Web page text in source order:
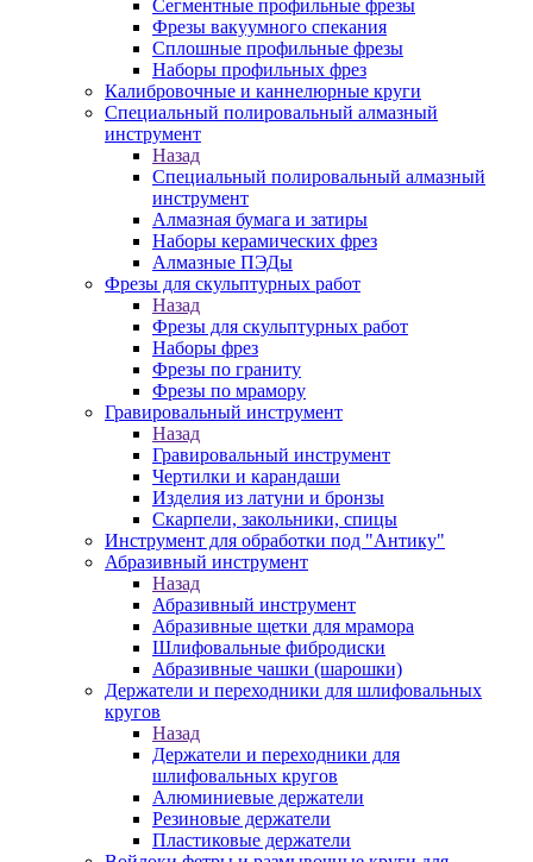
Сегментные профильные фрезы
Фрезы вакуумного спекания
Сплошные профильные фрезы
Наборы профильных фрез
Калибровочные и каннелюрные круги
Специальный полировальный алмазный
инструмент
Назад
Специальный полировальный алмазный
инструмент
Алмазная бумага и затиры
Наборы керамических фрез
Алмазные ПЭДы
Фрезы для скульптурных работ
Назад
Фрезы для скульптурных работ
Наборы фрез
Фрезы по граниту
Фрезы по мрамору
Гравировальный инструмент
Назад
Гравировальный инструмент
Чертилки и карандаши
Изделия из латуни и бронзы
Скарпели, закольники, спицы
Инструмент для обработки под "Антику"
Абразивный инструмент
Назад
Абразивный инструмент
Абразивные щетки для мрамора
Шлифовальные фибродиски
Абразивные чашки (шарошки)
Держатели и переходники для шлифовальных
кругов
Назад
Держатели и переходники для
шлифовальных кругов
Алюминиевые держатели
Резиновые держатели
Пластиковые держатели